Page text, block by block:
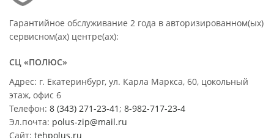
Гарантийное обслуживание 2 года в авторизированном(ых)
сервисном(ах) центре(ах):
СЦ «ПОЛЮС»
Адрес: г. Екатеринбург, ул. Карла Маркса, 60, цокольный
этаж, офис 6
Телефон: 8 (343) 271-23-41 ; 8-982-717-23-4
Эл.почта: polus-zip@mail.ru
Сайт: tehpolus.ru